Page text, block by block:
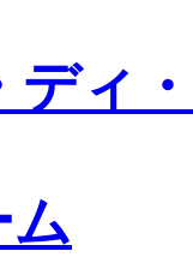
ディ
ム